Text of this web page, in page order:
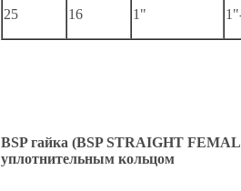
25 16 1"
BSP гайка (BSP STRAIGHT
уплотнительным кольцом